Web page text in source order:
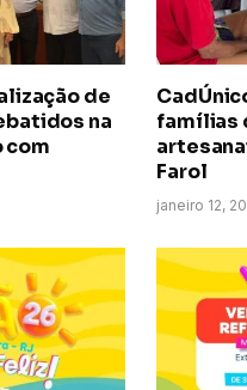
de
na
com
famílias
Farol
janeiro 12,